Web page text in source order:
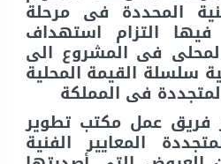
المحددة فى مرحلة
التزام استهداف
فى المشروع الى
تنمية سلسلة القيمة المحلية
فى المملكة
فريق عمل مكتب تطوير
المعايير الفنية